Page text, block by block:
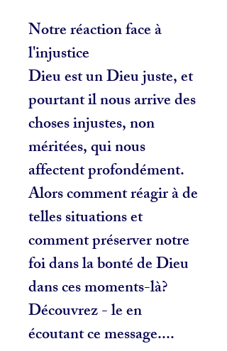
Notre réaction face à
l'injustice
Dieu est un Dieu juste, et
pourtant il nous arrive des
choses injustes, non
méritées, qui nous
affectent profondément.
Alors comment réagir à de
telles situations et
comment préserver notre
foi dans la bonté de Dieu
dans ces moments-là?
Découvrez - le en
écoutant ce message....